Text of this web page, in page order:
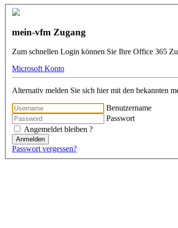
mein-vfm Zugang
Zum schnellen Login können Sie Ihre Office 365
Microsoft Konto
Alternativ melden Sie sich hier mit den bekannten
Benutzername
Passwort
Angemeldet bleiben ?
Anmelden
Passwort vergessen?